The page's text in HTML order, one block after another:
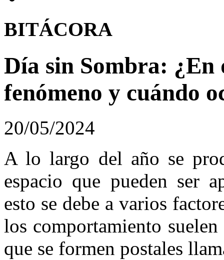
BITÁCORA
Día sin Sombra: ¿En
fenómeno y cuándo
20/05/2024
A lo largo del año se
espacio que pueden ser
esto se debe a varios
los comportamiento
que se formen postales